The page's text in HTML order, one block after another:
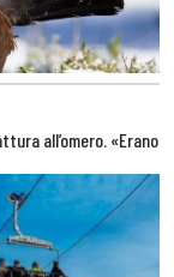
all’omero. «Erano